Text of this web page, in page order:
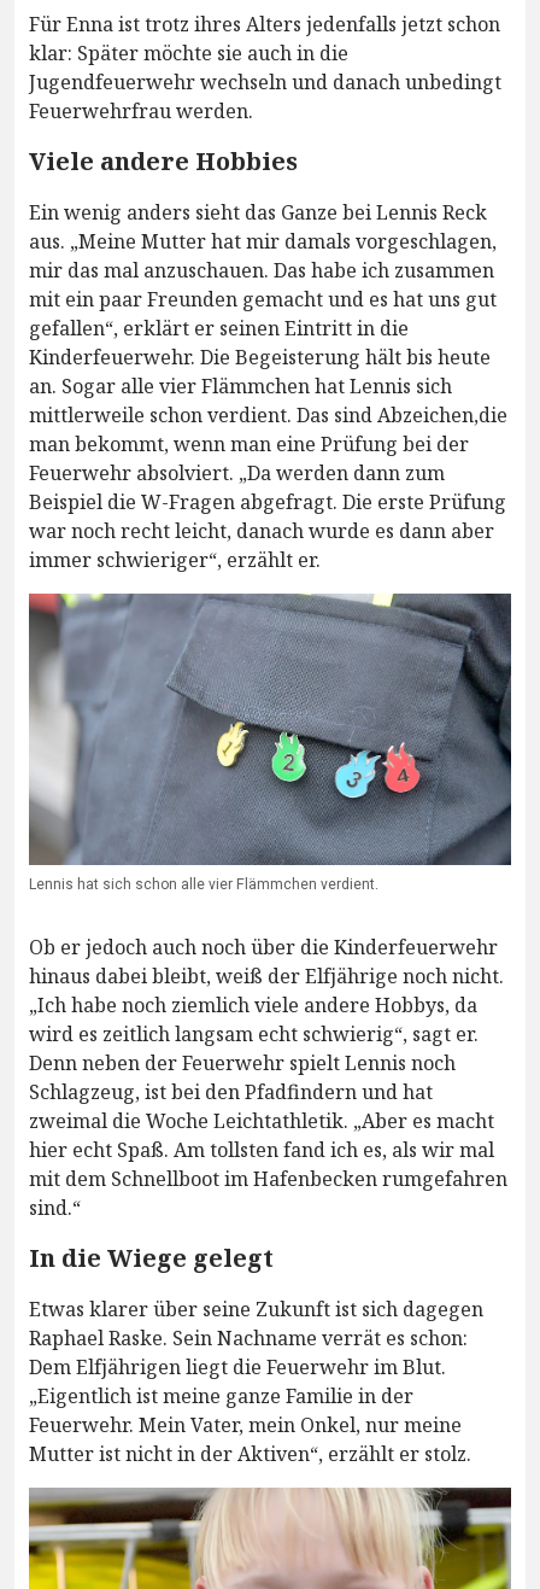
Für Enna ist trotz ihres Alters jedenfalls jetzt schon
klar: Später möchte sie auch in die
Jugendfeuerwehr wechseln und danach unbedingt
Feuerwehrfrau werden.
Viele andere Hobbies
Ein wenig anders sieht das Ganze bei Lennis Reck
aus. „Meine Mutter hat mir damals vorgeschlagen,
mir das mal anzuschauen. Das habe ich zusammen
mit ein paar Freunden gemacht und es hat uns gut
gefallen“, erklärt er seinen Eintritt in die
Kinderfeuerwehr. Die Begeisterung hält bis heute
an. Sogar alle vier Flämmchen hat Lennis sich
mittlerweile schon verdient. Das sind Abzeichen,die
man bekommt, wenn man eine Prüfung bei der
Feuerwehr absolviert. „Da werden dann zum
Beispiel die W-Fragen abgefragt. Die erste Prüfung
war noch recht leicht, danach wurde es dann aber
immer schwieriger“, erzählt er.
Lennis hat sich schon alle vier Flämmchen verdient.
Ob er jedoch auch noch über die Kinderfeuerwehr
hinaus dabei bleibt, weiß der Elfjährige noch nicht.
„Ich habe noch ziemlich viele andere Hobbys, da
wird es zeitlich langsam echt schwierig“, sagt er.
Denn neben der Feuerwehr spielt Lennis noch
Schlagzeug, ist bei den Pfadfindern und hat
zweimal die Woche Leichtathletik. „Aber es macht
hier echt Spaß. Am tollsten fand ich es, als wir mal
mit dem Schnellboot im Hafenbecken rumgefahren
sind.“
In die Wiege gelegt
Etwas klarer über seine Zukunft ist sich dagegen
Raphael Raske. Sein Nachname verrät es schon:
Dem Elfjährigen liegt die Feuerwehr im Blut.
„Eigentlich ist meine ganze Familie in der
Feuerwehr. Mein Vater, mein Onkel, nur meine
Mutter ist nicht in der Aktiven“, erzählt er stolz.